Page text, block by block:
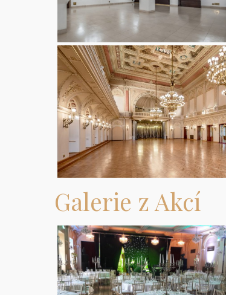
Galerie z Akcí